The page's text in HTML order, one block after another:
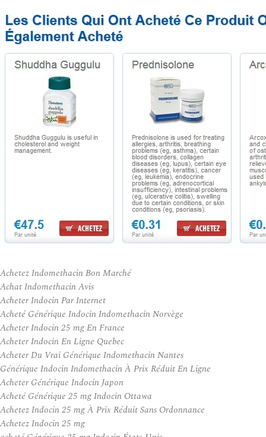
Achetez Indomethacin Bon Marché
Achat Indomethacin Avis
Acheter Indocin Par Internet
Acheté Générique Indocin Indomethacin Norvège
Acheter Indocin 25 mg En France
Acheter Indocin En Ligne Quebec
Acheter Du Vrai Générique Indomethacin Nantes
Générique Indocin Indomethacin À Prix Réduit En Ligne
Acheter Générique Indocin Japon
Acheté Générique 25 mg Indocin Ottawa
Achetez Indocin 25 mg À Prix Réduit Sans Ordonnance
Achetez Indocin 25 mg